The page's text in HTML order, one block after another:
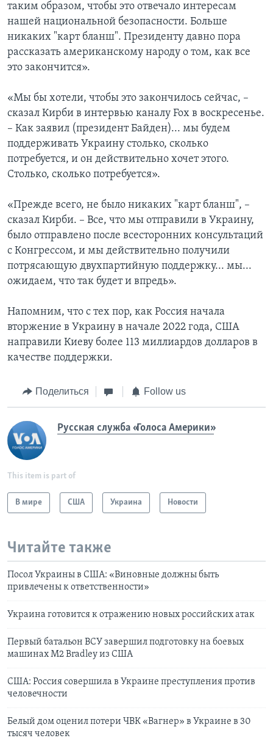
таким образом, чтобы это отвечало интересам
нашей национальной безопасности. Больше
никаких "карт бланш". Президенту давно пора
рассказать американскому народу о том, как все
это закончится».
«Мы бы хотели, чтобы это закончилось сейчас, –
сказал Кирби в интервью каналу Fox в воскресенье.
– Как заявил (президент Байден)... мы будем
поддерживать Украину столько, сколько
потребуется, и он действительно хочет этого.
Столько, сколько потребуется».
«Прежде всего, не было никаких "карт бланш", –
сказал Кирби. – Все, что мы отправили в Украину,
было отправлено после всесторонних консультаций
с Конгрессом, и мы действительно получили
потрясающую двухпартийную поддержку... мы...
ожидаем, что так будет и впредь».
Напомним, что с тех пор, как Россия начала
вторжение в Украину в начале 2022 года, США
направили Киеву более 113 миллиардов долларов в
качестве поддержки.
Поделиться Follow us
Русская служба «Голоса Америки»
This item is part of
В мире США Украина Новости
Читайте также
Посол Украины в США: «Виновные должны быть
привлечены к ответственности»
Украина готовится к отражению новых российских атак
Первый батальон ВСУ завершил подготовку на боевых
машинах M2 Bradley из США
США: Россия совершила в Украине преступления против
человечности
Белый дом оценил потери ЧВК «Вагнер» в Украине в 30
тысяч человек